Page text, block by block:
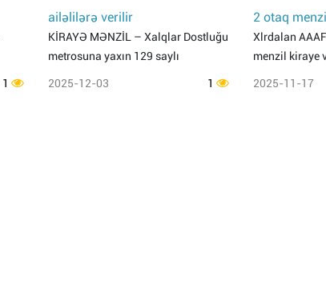
1
ailəlilərə verilir
KİRAYƏ MƏNZİL – Xalqlar Dostluğu
metrosuna yaxın 129 saylı
2025-12-03 1
2 otaq
Xlrdalan
menzil kiraye
2025-11-17